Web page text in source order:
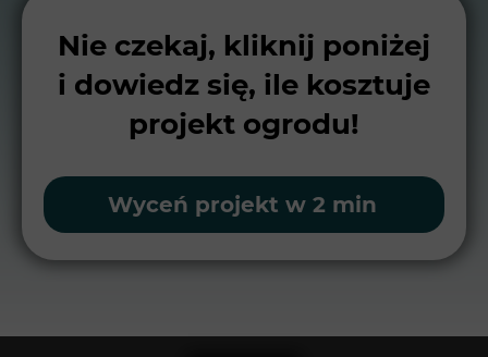
Nie czekaj, kliknij poniżej
i dowiedz się, ile kosztuje
projekt ogrodu!
Wyceń projekt w 2 min